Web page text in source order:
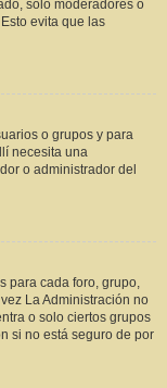
solo moderadores o
evita que las
o grupos y para
necesita una
o administrador del
para cada foro, grupo,
La Administración no
o solo ciertos grupos
si no está seguro de por